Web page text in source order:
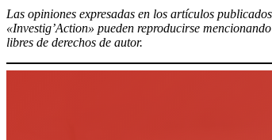
Las opiniones expresadas en los artículos
«Investig’Action» pueden reproducirse
libres de derechos de autor.